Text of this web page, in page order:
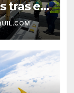
tras el